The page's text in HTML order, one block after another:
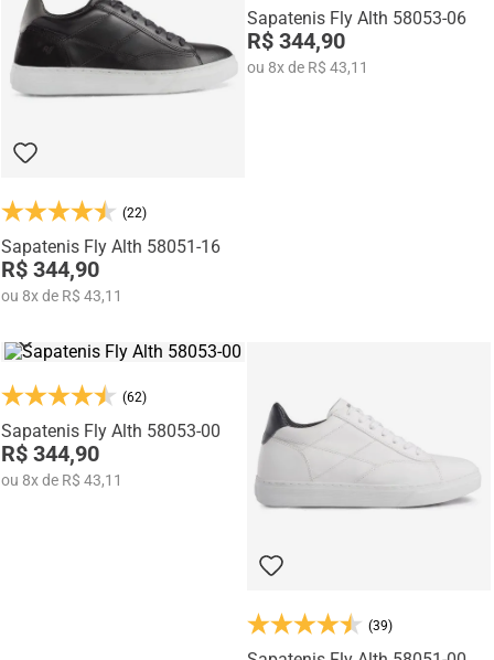
mocassins e sapatênis com tecnologia de elevação interna,
desenvolvidos para garantir mais confiança, postura e estilo em
qualquer momento do dia.
(22)
Sapatenis Fly Alth 58051-16
R$ 344,90
ou 8xde R$ 43,11
Sapatenis Fly Alth 58053-06
R$ 344,90
ou 8xde R$ 43,11
(62)
Sapatenis Fly Alth 58053-00
R$ 344,90
ou 8xde R$ 43,11
(39)